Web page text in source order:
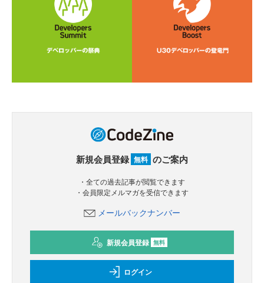
新規会員登録 無料 のご案内
・全ての過去記事が閲覧できます
・会員限定メルマガを受信できます
メールバックナンバー
新規会員登録 無料
ログイン